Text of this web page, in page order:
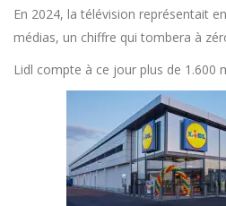
En 2024, la télévision représentait
médias, un chiffre qui tombera à
Lidl compte à ce jour plus de 1.600